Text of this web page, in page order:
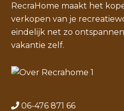
RecraHome maakt het
verkopen van je
eindelijk net zo ontspannen
vakantie zelf.
06-476 871 66